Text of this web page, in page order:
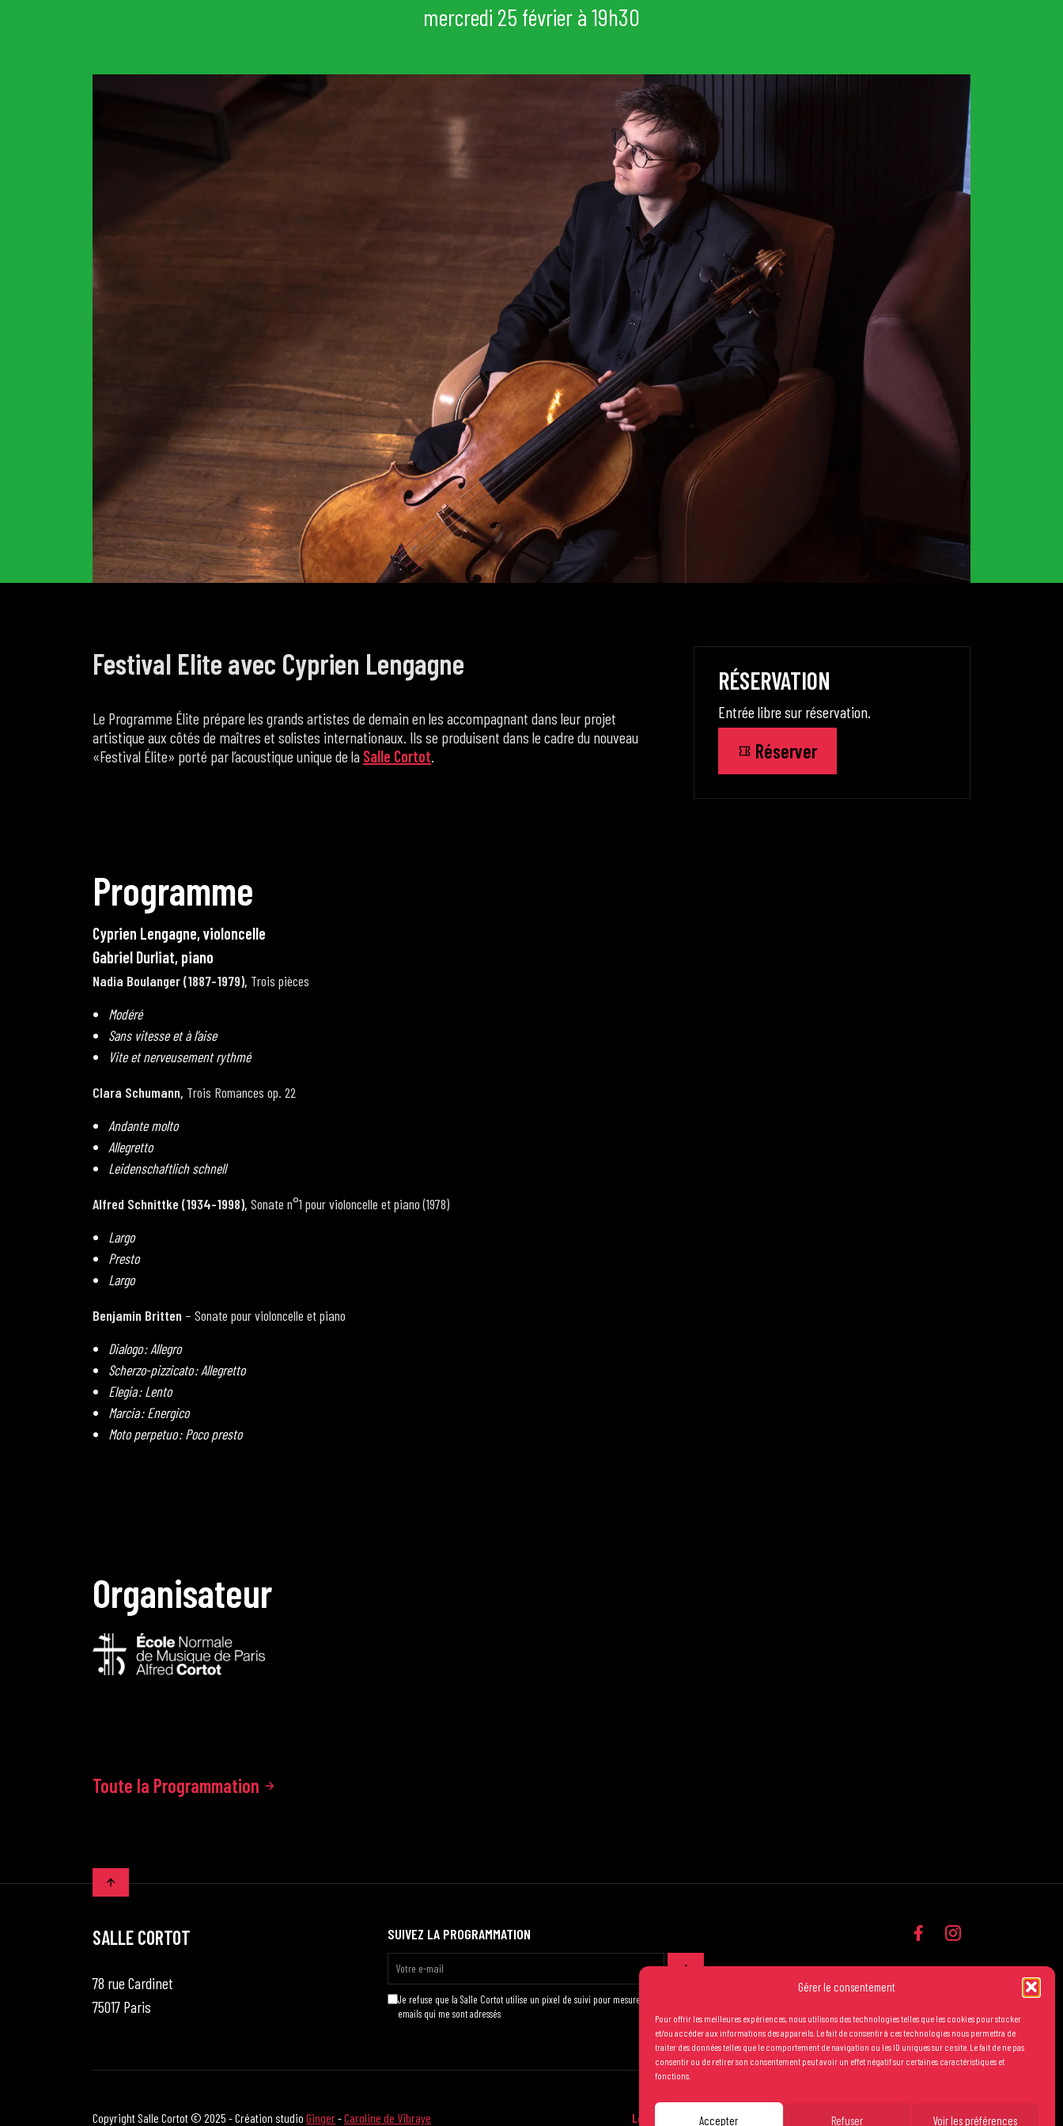
Gérer le consentement
Pour offrir les meilleures expériences, nous utilisons des technologies telles que les cookies pour stocker
et/ou accéder aux informations des appareils. Le fait de consentir à ces technologies nous permettra de
traiter des données telles que le comportement de navigation ou les ID uniques sur ce site. Le fait de ne pas
consentir ou de retirer son consentement peut avoir un effet négatif sur certaines caractéristiques et
fonctions.
Accepter Refuser Voir les préférences
Scolaires / Pass Culture
Piano Solo Jazz
La salle
L’événementiel
mercredi 25 février à 19h30
Festival Elite avec Cyprien Lengagne
Le Programme Élite prépare les grands artistes de demain en les accompagnant dans leur projet
artistique aux côtés de maîtres et solistes internationaux. Ils se produisent dans le cadre du nouveau
«Festival Élite» porté par l’acoustique unique de la Salle Cortot.
Programme
Cyprien Lengagne,violoncelle
Gabriel Durliat, piano
Nadia Boulanger (1887-1979), Trois pièces
Modéré
Sans vitesse et à l’aise
Vite et nerveusement rythmé
Clara Schumann, Trois Romances op. 22
Andante molto
Allegretto
Leidenschaftlich schnell
Alfred Schnittke (1934-1998), Sonate n°1 pour violoncelle et piano (1978)
Largo
Presto
Largo
Benjamin Britten – Sonate pour violoncelle et piano
Dialogo : Allegro
Scherzo-pizzicato : Allegretto
Elegia : Lento
Marcia : Energico
Moto perpetuo : Poco presto
Organisateur
Toute la Programmation
RÉSERVATION
Entrée libre sur réservation.
Réserver
SALLE CORTOT
78 rue Cardinet
75017 Paris
SUIVEZ LA PROGRAMMATION
Je refuse que la Salle Cortot utilise un pixel de suivi pour mesurer l'ouverture des
emails qui me sont adressés
Les conditions générales de vente Mentions légales Crédits
Copyright Salle Cortot © 2025 - Création studio Ginger-Caroline de Vibraye